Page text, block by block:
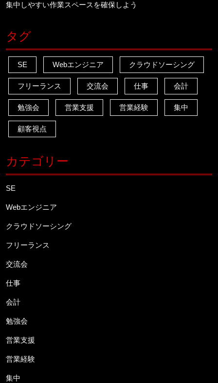
集中しやすい作業スペースを確保しよう
タグ
SE Webエンジニア クラウドソーシング
フリーランス 交流会 仕事 会計
勉強会 営業支援 営業経験 集中
顧客視点
カテゴリー
SE
Webエンジニア
クラウドソーシング
フリーランス
交流会
仕事
会計
勉強会
営業支援
営業経験
集中